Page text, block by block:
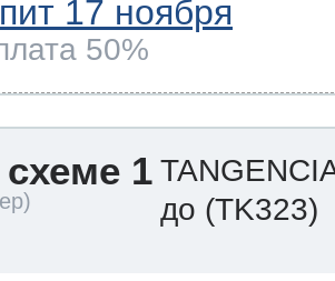
17 ноября
50%
1
до (TK323)